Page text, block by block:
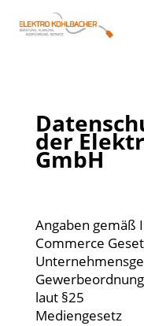
der
GmbH
Angaben gemäß
Commerce
laut §25
Mediengesetz